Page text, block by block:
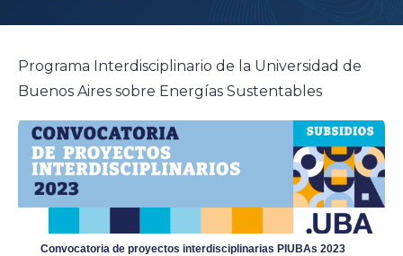
Programa Interdisciplinario de la Universidad de
Buenos Aires sobre Energías Sustentables
Convocatoria de proyectos interdisciplinarias PIUBAs 2023